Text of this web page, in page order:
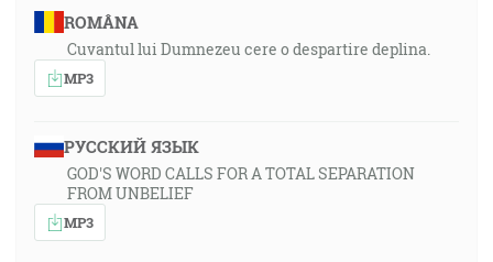
ROMÂNA
Cuvantul lui Dumnezeu cere o despartire deplina.
MP3
РУССКИЙ ЯЗЫК
GOD'S WORD CALLS FOR A TOTAL SEPARATION
FROM UNBELIEF
MP3